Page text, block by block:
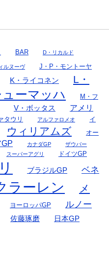
BAR D・リカルド
ルヌーヴ J・P・モントーヤ
K・ライコネン
L・
ーマッハ
M・フ
V・ボッタス
アメリ
タウリ アルファロメオ
イ
ウィリアムズ
オー
カナダGP ザウバー
スーパーアグリ ドイツGP
ブラジルGP
ベネ
ラーレン
メ
ヨーロッパGP ルノー
佐藤琢磨 日本GP